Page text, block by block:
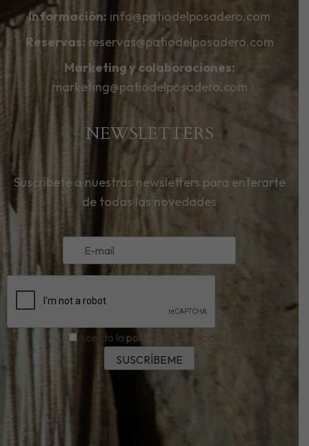
Información: info@patiodelposadero.com
Reservas: reservas@patiodelposadero.com
Marketing y colaboraciones:
marketing@patiodelposadero.com
NEWSLETTERS
Suscríbete a nuestras newsletters para enterarte
de todas las novedades
Acepto la política de privacidad.